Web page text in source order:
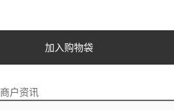
加入购物袋
商户资讯